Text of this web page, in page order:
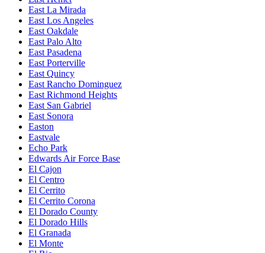
East La Mirada
East Los Angeles
East Oakdale
East Palo Alto
East Pasadena
East Porterville
East Quincy
East Rancho Dominguez
East Richmond Heights
East San Gabriel
East Sonora
Easton
Eastvale
Echo Park
Edwards Air Force Base
El Cajon
El Centro
El Cerrito
El Cerrito Corona
El Dorado County
El Dorado Hills
El Granada
El Monte